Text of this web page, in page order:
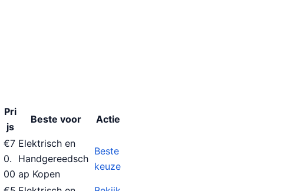
Pri
js
Beste voor Actie
€7
0.
00
Elektrisch en
Handgereedsch
ap Kopen
Beste
keuze